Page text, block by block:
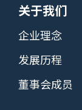
关于我们
企业理念
发展历程
董事会成员